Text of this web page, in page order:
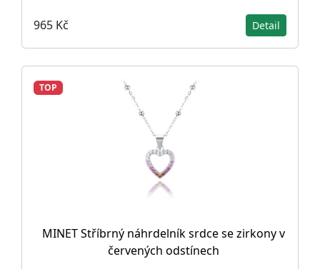
965 Kč Detail
TOP
MINET Stříbrný náhrdelník srdce se zirkony v
červených odstínech